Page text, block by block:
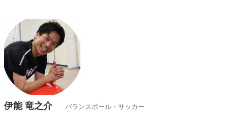
伊能 竜之介 バランスボール・サッカー